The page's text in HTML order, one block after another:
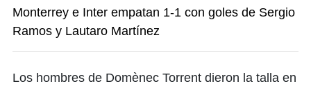
Monterrey e Inter empatan 1-1 con goles de Sergio
Ramos y Lautaro Martínez
Los hombres de Domènec Torrent dieron la talla en